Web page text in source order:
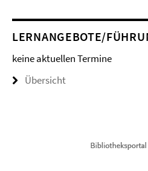
LERNANGEBOTE/
keine aktuellen Termine
Übersicht